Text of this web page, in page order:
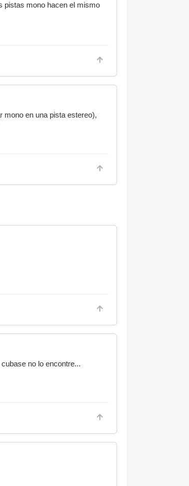
pistas mono hacen el mismo
mono en una pista estereo),
no lo encontre...